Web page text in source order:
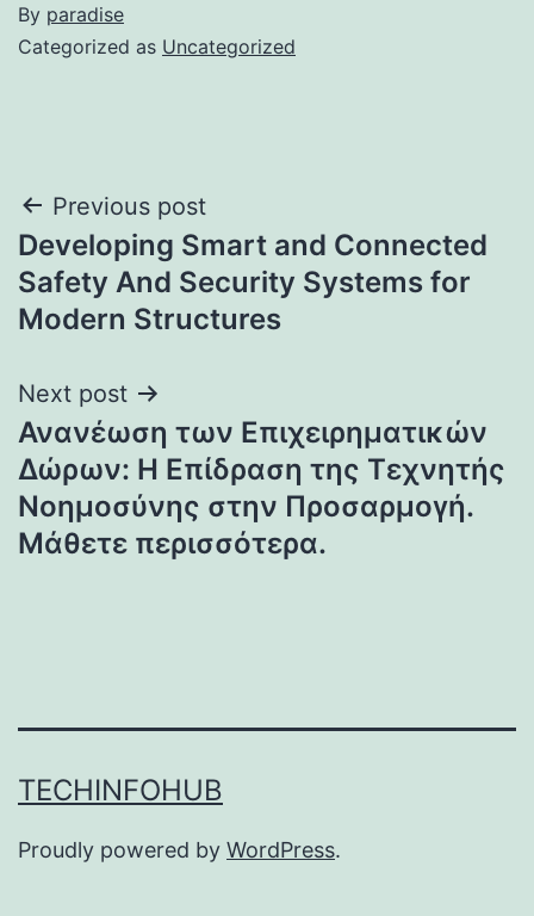
By paradise
Categorized as Uncategorized
Post
navigation
Previous post
Developing Smart and Connected
Safety And Security Systems for
Modern Structures
Next post
Ανανέωση των Επιχειρηματικών
Δώρων: Η Επίδραση της Τεχνητής
Νοημοσύνης στην Προσαρμογή.
Μάθετε περισσότερα.
TECHINFOHUB
Proudly powered by WordPress.